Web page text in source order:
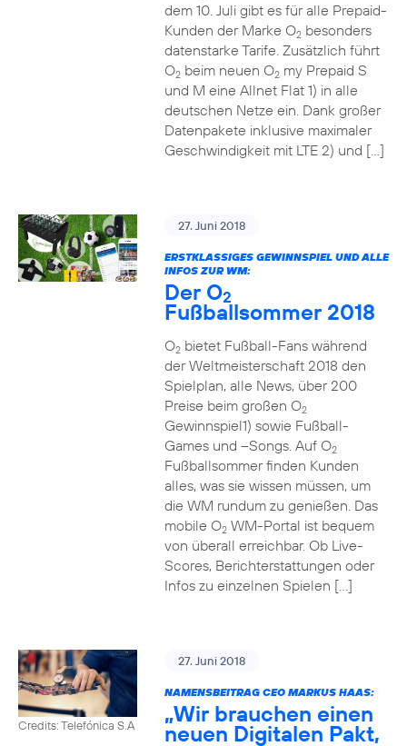
dem 10. Juli gibt es für alle Prepaid-
Kunden der Marke O2besonders
datenstarke Tarife. Zusätzlich führt
O2beim neuen O2my Prepaid S
und M eine Allnet Flat 1) in alle
deutschen Netze ein. Dank großer
Datenpakete inklusive maximaler
Geschwindigkeit mit LTE 2) und […]
27. Juni 2018
ERSTKLASSIGES GEWINNSPIEL UND ALLE
INFOS ZUR WM:
Der O2
Fußballsommer 2018
O2bietet Fußball-Fans während
der Weltmeisterschaft 2018 den
Spielplan, alle News, über 200
Preise beim großen O2
Gewinnspiel1) sowie Fußball-
Games und –Songs. Auf O2
Fußballsommer finden Kunden
alles, was sie wissen müssen, um
die WM rundum zu genießen. Das
mobile O2WM-Portal ist bequem
von überall erreichbar. Ob Live-
Scores, Berichterstattungen oder
Infos zu einzelnen Spielen […]
Credits: Telefónica S.A
27. Juni 2018
NAMENSBEITRAG CEO MARKUS HAAS:
„Wir brauchen einen
neuen Digitalen Pakt,